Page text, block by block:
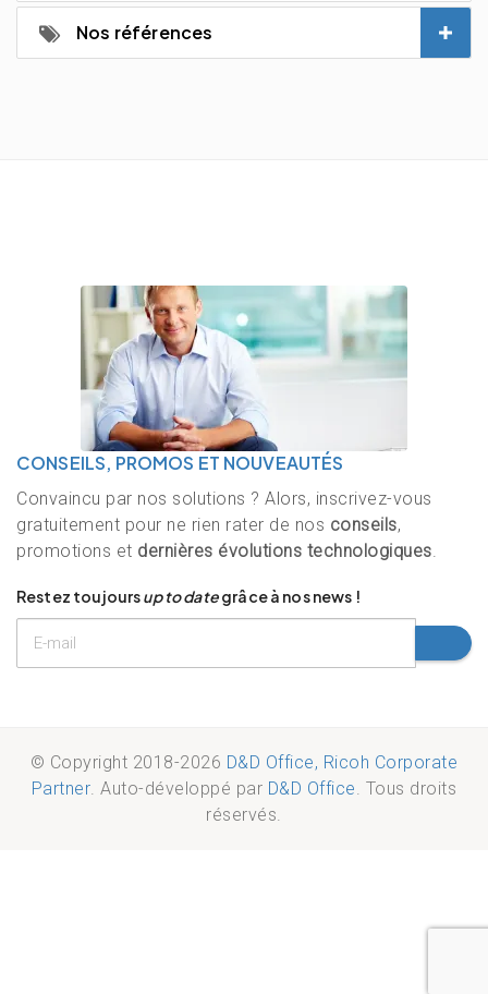
Nos références
CONSEILS, PROMOS ET NOUVEAUTÉS
Convaincu par nos solutions ? Alors, inscrivez-vous
gratuitement pour ne rien rater de nos conseils,
promotions et dernières évolutions technologiques.
Restez toujoursup to dategrâce à nos news !
© Copyright 2018-2026 D&D Office, Ricoh Corporate
Partner. Auto-développé par D&D Office. Tous droits
réservés.